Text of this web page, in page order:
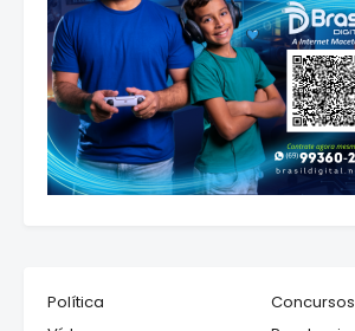
Política
Concursos